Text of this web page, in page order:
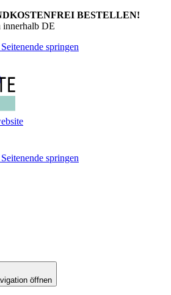
BESTELLEN!
DE
springen
springen
öffnen